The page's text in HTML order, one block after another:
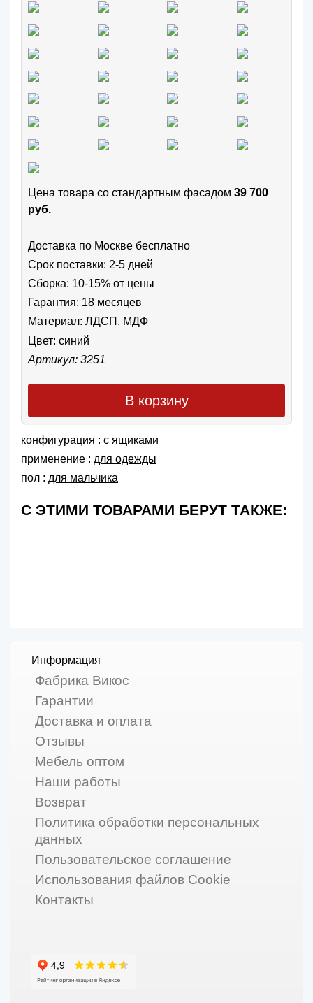
Цена товара cо стандартным фасадом 39 700
руб.
Доставка по Москве бесплатно
Срок поставки: 2-5 дней
Сборка: 10-15% от цены
Гарантия: 18 месяцев
Материал: ЛДСП, МДФ
Цвет: синий
Артикул: 3251
В корзину
конфигурация : с ящиками
применение : для одежды
пол : для мальчика
С ЭТИМИ ТОВАРАМИ БЕРУТ ТАКЖЕ:
Информация
Фабрика Викос
Гарантии
Доставка и оплата
Отзывы
Мебель оптом
Наши работы
Возврат
Политика обработки персональных
данных
Пользовательское соглашение
Использования файлов Cookie
Контакты